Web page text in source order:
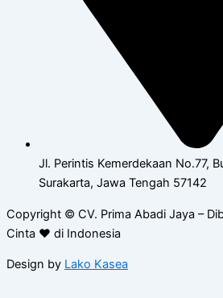
Jl. Perintis Kemerdekaan No.77,
Surakarta, Jawa Tengah 57142
Copyright © CV. Prima Abadi Jaya –
Cinta ❤ di Indonesia
Design by Lako Kasea